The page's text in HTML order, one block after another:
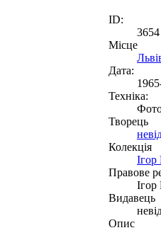
ID:
3654
Місце
Дата:
Техніка:
Творець
Колекція
Правове
Видавець
Опис